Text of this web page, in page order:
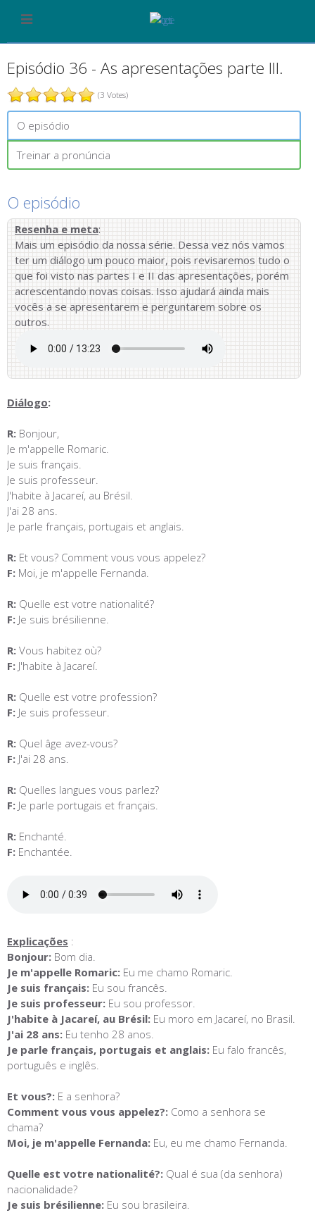
Episódio 36 - As apresentações parte III.
(3 Votes)
O episódio
Treinar a pronúncia
O episódio
Resenha e meta:
Mais um episódio da nossa série. Dessa vez nós vamos
ter um diálogo um pouco maior, pois revisaremos tudo o
que foi visto nas partes I e II das apresentações, porém
acrescentando novas coisas. Isso ajudará ainda mais
vocês a se apresentarem e perguntarem sobre os
outros.
Diálogo:
R: Bonjour,
Je m'appelle Romaric.
Je suis français.
Je suis professeur.
J'habite à Jacareí, au Brésil.
J'ai 28 ans.
Je parle français, portugais et anglais.
R: Et vous? Comment vous vous appelez?
F: Moi, je m'appelle Fernanda.
R: Quelle est votre nationalité?
F: Je suis brésilienne.
R: Vous habitez où?
F: J'habite à Jacareí.
R: Quelle est votre profession?
F: Je suis professeur.
R: Quel âge avez-vous?
F: J'ai 28 ans.
R: Quelles langues vous parlez?
F: Je parle portugais et français.
R: Enchanté.
F: Enchantée.
Explicações :
Bonjour: Bom dia.
Je m'appelle Romaric: Eu me chamo Romaric.
Je suis français: Eu sou francês.
Je suis professeur: Eu sou professor.
J'habite à Jacareí, au Brésil: Eu moro em Jacareí, no Brasil.
J'ai 28 ans: Eu tenho 28 anos.
Je parle français, portugais et anglais: Eu falo francês,
português e inglês.
Et vous?: E a senhora?
Comment vous vous appelez?: Como a senhora se
chama?
Moi, je m'appelle Fernanda: Eu, eu me chamo Fernanda.
Quelle est votre nationalité?: Qual é sua (da senhora)
nacionalidade?
Je suis brésilienne: Eu sou brasileira.